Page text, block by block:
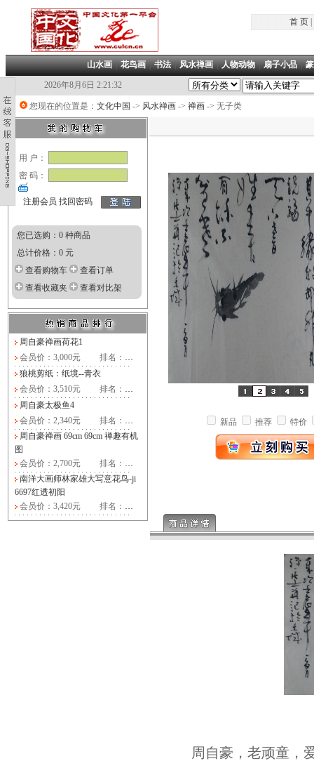
首 页|
山水画|花鸟画|书法|风水禅画|人物动物|扇子小品|
2026年8月6日 2:21:32
您现在的位置是： 文化中国 -> 风水禅画 -> 禅画 -> 无子类
用 户：
密 码：
注册会员 找回密码
您已选购：0 种商品
总计价格：0 元
查看购物车
查看订单
查看收藏夹
查看对比架
周自豪禅画荷花1
会员价：3,000元
排名： …
狼桃剪纸：纸境--青衣
会员价：3,510元
排名： …
周自豪太极鱼4
会员价：2,340元
排名： …
周自豪禅画 69cm 69cm 禅趣有机
图
会员价：2,700元
排名： …
南洋大画师林家雄大写意花鸟-ji
6697红透初阳
会员价：3,420元
排名： …
新品 推荐 特价
周自豪，老顽童，爱